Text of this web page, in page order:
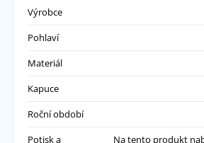
Výrobce
Pohlaví
Materiál
Kapuce
Roční období
Potisk a
Na tento produkt